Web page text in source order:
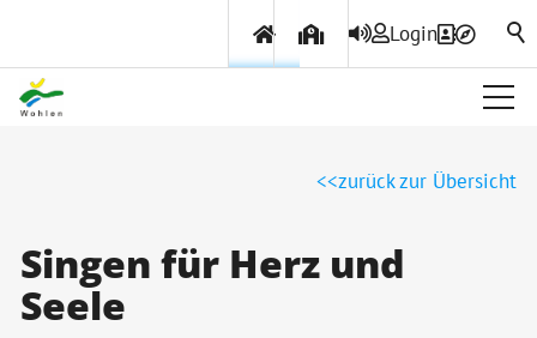
Login
Politik & Verwaltung
Themen & Services
zurück zur Übersicht
Singen für Herz und
Seele